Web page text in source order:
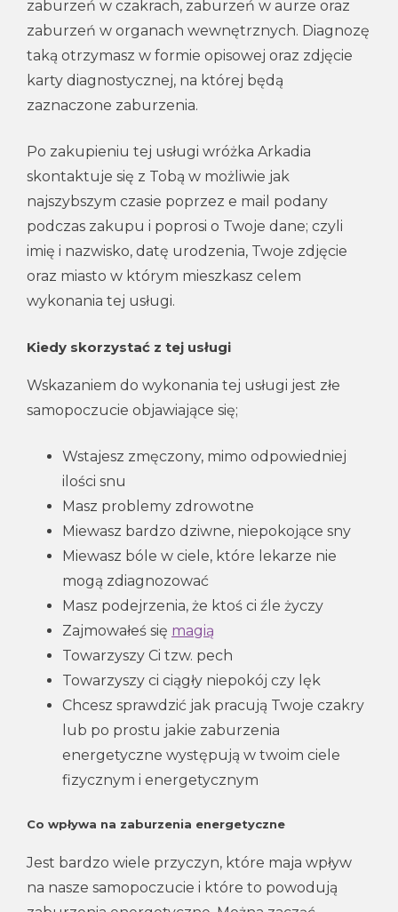
zaburzeń w czakrach, zaburzeń w aurze oraz
zaburzeń w organach wewnętrznych. Diagnozę
taką otrzymasz w formie opisowej oraz zdjęcie
karty diagnostycznej, na której będą
zaznaczone zaburzenia.
Po zakupieniu tej usługi wróżka Arkadia
skontaktuje się z Tobą w możliwie jak
najszybszym czasie poprzez e mail podany
podczas zakupu i poprosi o Twoje dane; czyli
imię i nazwisko, datę urodzenia, Twoje zdjęcie
oraz miasto w którym mieszkasz celem
wykonania tej usługi.
Kiedy skorzystać z tej usługi
Wskazaniem do wykonania tej usługi jest złe
samopoczucie objawiające się;
Wstajesz zmęczony, mimo odpowiedniej
ilości snu
Masz problemy zdrowotne
Miewasz bardzo dziwne, niepokojące sny
Miewasz bóle w ciele, które lekarze nie
mogą zdiagnozować
Masz podejrzenia, że ktoś ci źle życzy
Zajmowałeś się magią
Towarzyszy Ci tzw. pech
Towarzyszy ci ciągły niepokój czy lęk
Chcesz sprawdzić jak pracują Twoje czakry
lub po prostu jakie zaburzenia
energetyczne występują w twoim ciele
fizycznym i energetycznym
Co wpływa na zaburzenia energetyczne
Jest bardzo wiele przyczyn, które maja wpływ
na nasze samopoczucie i które to powodują